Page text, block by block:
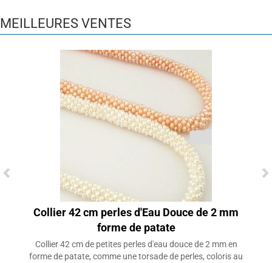
MEILLEURES VENTES
Collier 42 cm perles d'Eau Douce de 2 mm
forme de patate
Collier 42 cm de petites perles d'eau douce de 2 mm en
forme de patate, comme une torsade de perles, coloris au